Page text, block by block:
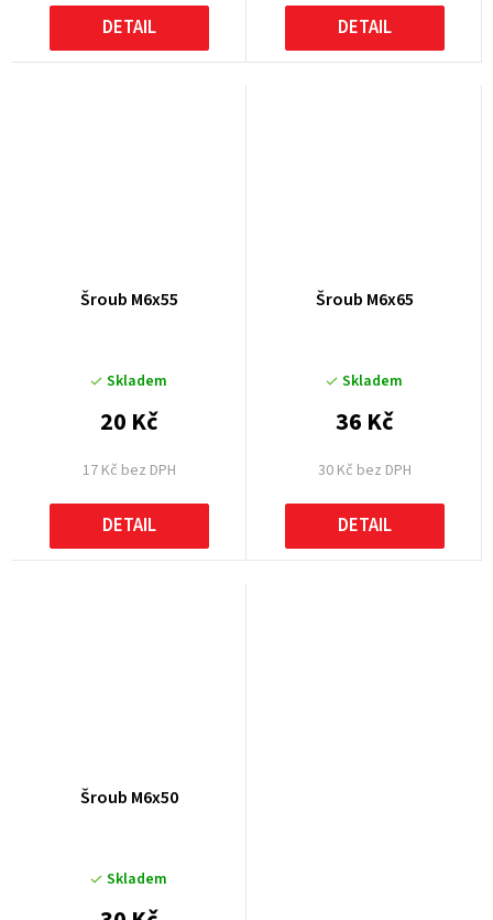
DETAIL DETAIL
Šroub M6x55
Skladem
17 Kč bez DPH
20 Kč
DETAIL
Šroub M6x65
Skladem
30 Kč bez DPH
36 Kč
DETAIL
Šroub M6x50
Skladem